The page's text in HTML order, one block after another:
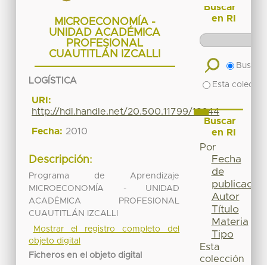
MICROECONOMÍA -
UNIDAD ACADÉMICA
PROFESIONAL
CUAUTITLÁN IZCALLI
LOGÍSTICA
URI:
http://hdl.handle.net/20.500.11799/18244
Fecha: 2010
Descripción:
Programa de Aprendizaje
MICROECONOMÍA - UNIDAD
ACADÉMICA PROFESIONAL
CUAUTITLÁN IZCALLI
Mostrar el registro completo del
objeto digital
Ficheros en el objeto digital
Buscar
en RI
Buscar
Esta
Buscar
en RI
Por
Fecha
de
publicación
Autor
Título
Materia
Tipo
Esta
colección